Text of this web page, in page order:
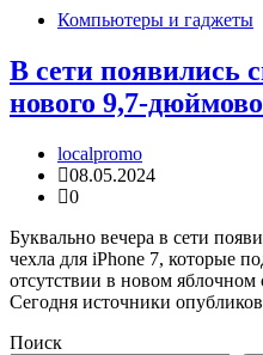
Компьютеры и гаджеты
В сети появились
нового 9,7-
localpromo
08.05.2024
0
Буквально вечера в сети
чехла для iPhone 7, которые
отсутствии в новом
Сегодня источники
Поиск